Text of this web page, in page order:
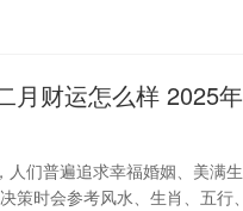
财运怎么样 2025
们普遍追求幸福婚姻、美满
策时会参考风水、生肖、五行